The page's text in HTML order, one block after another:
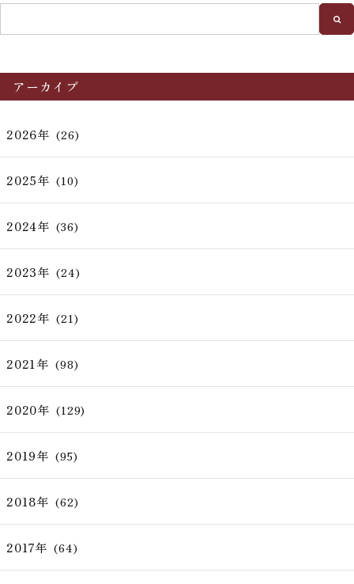
アーカイブ
2026年 (26)
2025年 (10)
2024年 (36)
2023年 (24)
2022年 (21)
2021年 (98)
2020年 (129)
2019年 (95)
2018年 (62)
2017年 (64)